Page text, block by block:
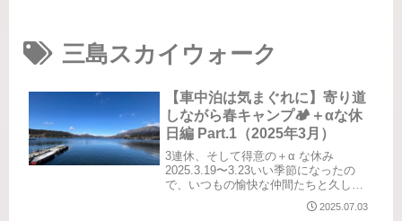
三島スカイウォーク
【車中泊は気まぐれに】寄り道
しながら春キャンプ🏕️＋αな休
日編 Part.1（2025年3月）
3連休、そして得意の＋α な休み
2025.3.19〜3.23いい季節になったの
で、いつもの愉快な仲間たちと久しぶ
りに春キャンプ🏕️浜松のキャンプ場
へ。いつだって前乗りの私たち。今回
2025.07.03